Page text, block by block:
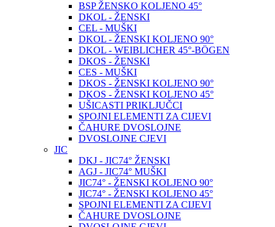
BSP ŽENSKO KOLJENO 45°
DKOL - ŽENSKI
CEL - MUŠKI
DKOL - ŽENSKI KOLJENO 90°
DKOL - WEIBLICHER 45°-BÖGEN
DKOS - ŽENSKI
CES - MUŠKI
DKOS - ŽENSKI KOLJENO 90°
DKOS - ŽENSKI KOLJENO 45°
UŠICASTI PRIKLJUČCI
SPOJNI ELEMENTI ZA CIJEVI
ČAHURE DVOSLOJNE
DVOSLOJNE CJEVI
JIC
DKJ - JIC74° ŽENSKI
AGJ - JIC74° MUŠKI
JIC74° - ŽENSKI KOLJENO 90°
JIC74° - ŽENSKI KOLJENO 45°
SPOJNI ELEMENTI ZA CIJEVI
ČAHURE DVOSLOJNE